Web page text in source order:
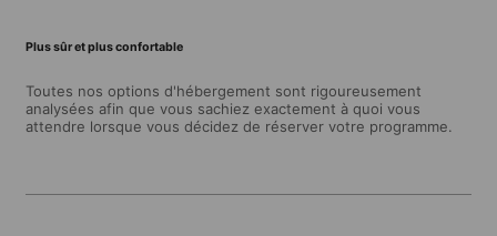
Plus sûr et plus confortable
Toutes nos options d'hébergement sont rigoureusement
analysées afin que vous sachiez exactement à quoi vous
attendre lorsque vous décidez de réserver votre programme.